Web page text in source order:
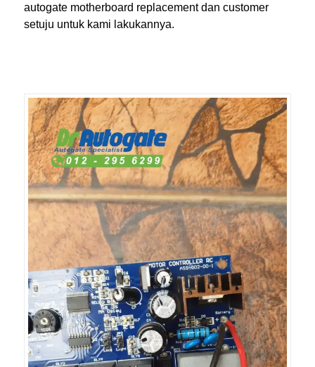
autogate motherboard replacement dan customer
setuju untuk kami lakukannya.